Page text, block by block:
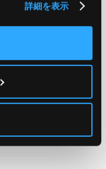
詳細を表示
#奮闘記
#エンジニア